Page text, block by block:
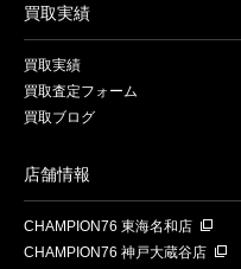
買取実績
買取実績
買取査定フォーム
買取ブログ
店舗情報
CHAMPION76 東海名和店
CHAMPION76 神戸大蔵谷店